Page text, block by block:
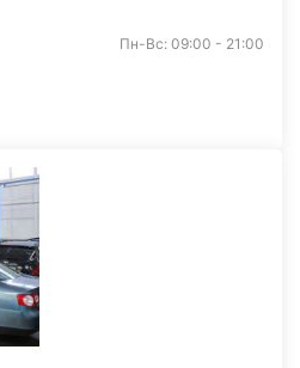
Пн-Вс: 09:00 - 21:00